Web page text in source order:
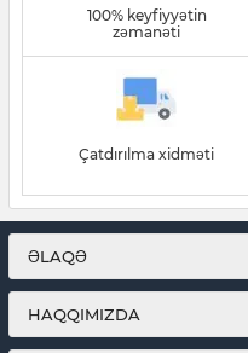
100% keyfiyyətin
zəmanəti
Çatdırılma xidməti
ƏLAQƏ
HAQQIMIZDA